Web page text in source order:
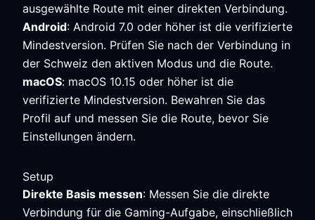
ausgewählte Route mit einer direkten Verbindung.
Android: Android 7.0 oder höher ist die verifizierte
Mindestversion. Prüfen Sie nach der Verbindung in
der Schweiz den aktiven Modus und die Route.
macOS: macOS 10.15 oder höher ist die
verifizierte Mindestversion. Bewahren Sie das
Profil auf und messen Sie die Route, bevor Sie
Einstellungen ändern.
Setup
Direkte Basis messen: Messen Sie die direkte
Verbindung für die Gaming-Aufgabe, einschließlich